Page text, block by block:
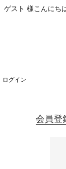
ゲスト 様こんにち
ログイン
会員登